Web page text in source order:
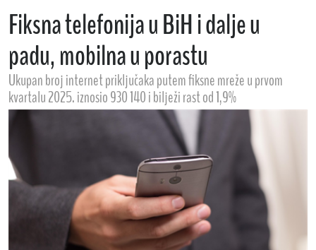
Fiksna telefonija u BiH i dalje u
padu, mobilna u porastu
Ukupan broj internet priključaka putem fiksne mreže u prvom
kvartalu 2025. iznosio 930 140 i bilježi rast od 1,9%